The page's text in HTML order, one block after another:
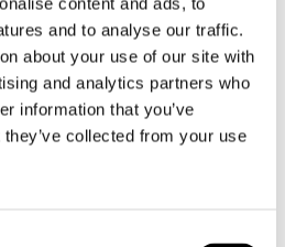
and to analyse our traffic.
about your use of our site with
and analytics partners who
information that you’ve
collected from your use